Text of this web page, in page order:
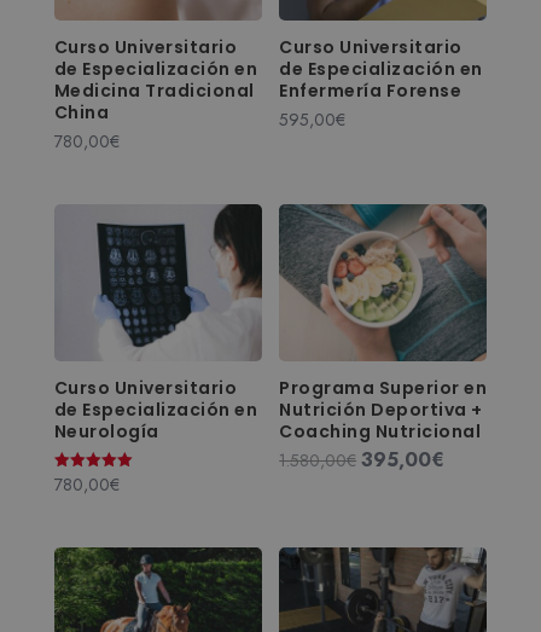
Curso Universitario
de Especialización en
Medicina Tradicional
China
780,00€
Curso Universitario
de Especialización en
Enfermería Forense
595,00€
Curso Universitario
de Especialización en
Neurología
Valorado
con
780,00€
Programa Superior en
Nutrición Deportiva +
Coaching Nutricional
1.580,00€ El
1.580,00€.
395,00€
395,00€.